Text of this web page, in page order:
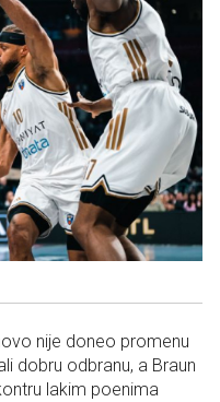
nije doneo promenu
dobru odbranu, a Braun
lakim poenima